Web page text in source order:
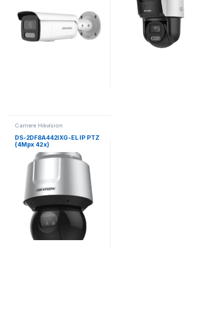
Camere Hikvision
DS-2DF8A442IXG-EL IP PTZ
(4Mpx 42x)